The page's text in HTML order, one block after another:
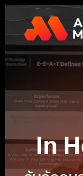
เนื้อหา
In